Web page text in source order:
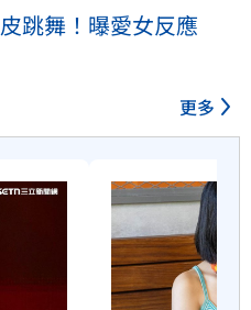
跳舞！曝愛女反應
更多